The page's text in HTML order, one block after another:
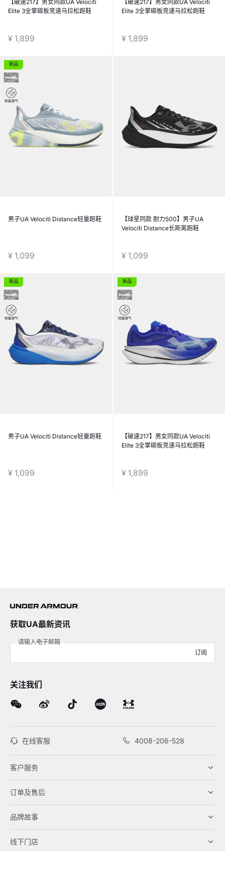
【破速217】男女同款UA Velociti
Elite 3全掌碳板竞速马拉松跑鞋
¥ 1,899
【破速217】男女同款UA Velociti
Elite 3全掌碳板竞速马拉松跑鞋
¥ 1,899
新品
男子UA Velociti Distance轻量跑鞋
¥ 1,099
【球星同款 耐力500】男子UA
Velociti Distance长距离跑鞋
¥ 1,099
新品
男子UA Velociti Distance轻量跑鞋
¥ 1,099
新品
【破速217】男女同款UA Velociti
Elite 3全掌碳板竞速马拉松跑鞋
¥ 1,899
获取UA最新资讯
请输入电子邮箱
订阅
关注我们
在线客服 4008-206-528
客户服务
订单及售后
品牌故事
线下门店